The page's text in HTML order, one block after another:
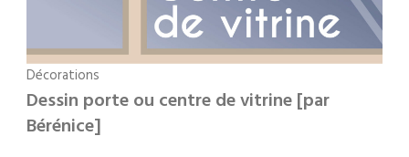
Décorations
Dessin porte ou centre de vitrine [par
Bérénice]